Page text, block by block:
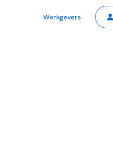
Werkgevers